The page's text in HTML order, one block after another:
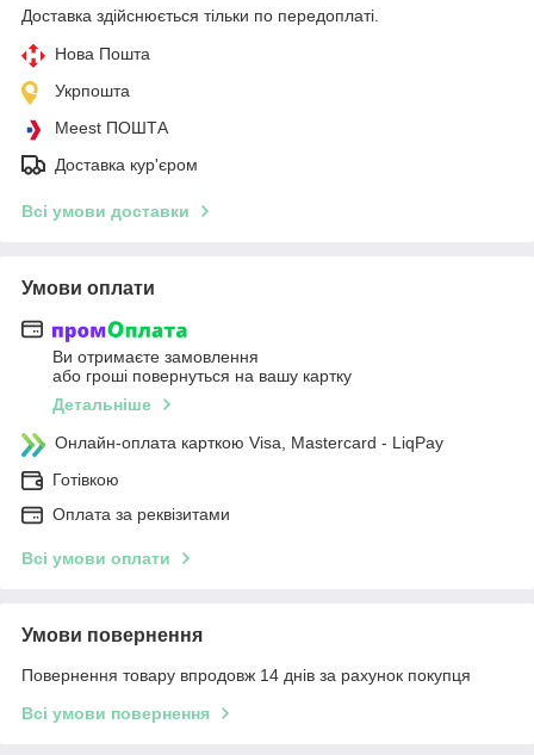
Доставка здійснюється тільки по передоплаті.
Нова Пошта
Укрпошта
Meest ПОШТА
Доставка кур'єром
Всі умови доставки
Умови оплати
Ви отримаєте замовлення
або гроші повернуться на вашу картку
Детальніше
Онлайн-оплата карткою Visa, Mastercard - LiqPay
Готівкою
Оплата за реквізитами
Всі умови оплати
Умови повернення
Повернення товару впродовж 14 днів за рахунок покупця
Всі умови повернення